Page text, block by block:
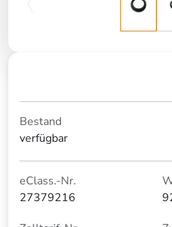
Bestand
verfügbar
eClass.-Nr.
27379216